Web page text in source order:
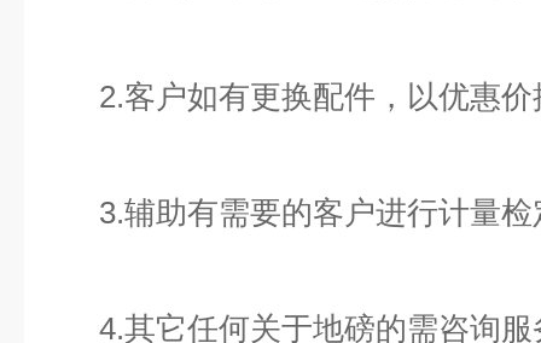
2.客户如有更换配件，以优惠价
3.辅助有需要的客户进行计量检
4.其它任何关于地磅的需咨询服